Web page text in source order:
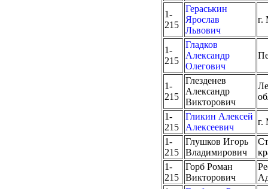
1-
215
Гераськин
Ярослав
Львович
г.
1-
215
Гладков
Александр
Олегович
1-
215
Глезденев
Александр
Викторович
1-
215
Гликин Алексей
Алексеевич
г.
1-
215
Глушков Игорь
Владимирович
1-
215
Горб Роман
Викторович